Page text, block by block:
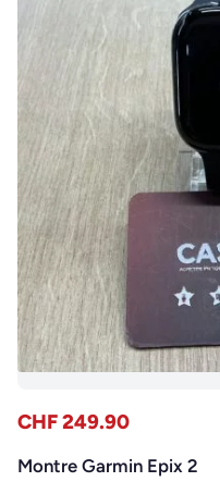
CHF 249.90
Montre Garmin Epix 2